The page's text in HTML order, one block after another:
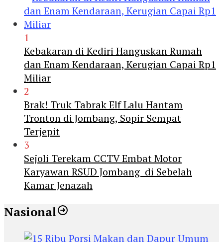
1
Kebakaran di Kediri Hanguskan Rumah
dan Enam Kendaraan, Kerugian Capai Rp1
Miliar
2
Brak! Truk Tabrak Elf Lalu Hantam
Tronton di Jombang, Sopir Sempat
Terjepit
3
Sejoli Terekam CCTV Embat Motor
Karyawan RSUD Jombang di Sebelah
Kamar Jenazah
Nasional